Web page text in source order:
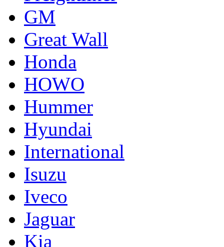
GM
Great Wall
Honda
HOWO
Hummer
Hyundai
International
Isuzu
Iveco
Jaguar
Kia